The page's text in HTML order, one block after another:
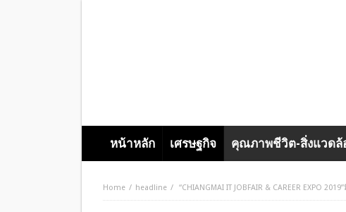
หน้าหลัก เศรษฐกิจ คุณภาพชีวิต-สิ่งแวดล้
Home headline “CHIANGMAI IT JOBFAIR & CAREER EXPO